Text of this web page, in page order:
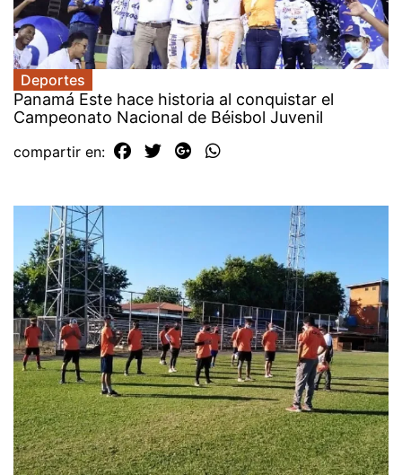
Deportes
Panamá Este hace historia al conquistar el
Campeonato Nacional de Béisbol Juvenil
compartir en: